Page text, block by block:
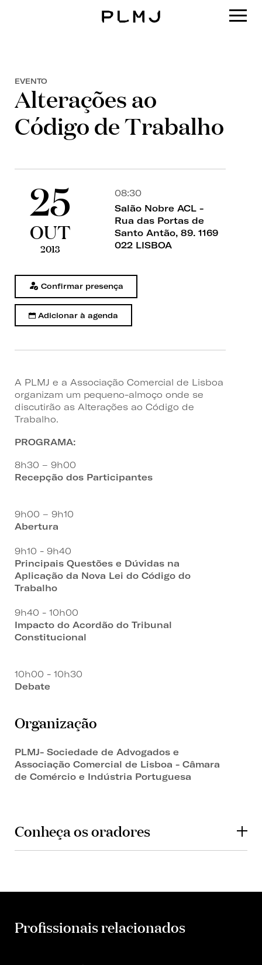
EVENTO
Alterações ao
Código de Trabalho
25
OUT
2013
08:30
Salão Nobre ACL -
Rua das Portas de
Santo Antão, 89. 1169
022 LISBOA
Confirmar presença
Adicionar à agenda
A PLMJ e a Associação Comercial de Lisboa
organizam um pequeno-almoço onde se
discutirão as Alterações ao Código de
Trabalho.
PROGRAMA:
8h30 – 9h00
Recepção dos Participantes
9h00 – 9h10
Abertura
9h10 - 9h40
Principais Questões e Dúvidas na
Aplicação da Nova Lei do Código do
Trabalho
9h40 - 10h00
Impacto do Acordão do Tribunal
Constitucional
10h00 - 10h30
Debate
Organização
PLMJ- Sociedade de Advogados e
Associação Comercial de Lisboa - Câmara
de Comércio e Indústria Portuguesa
Conheça os oradores
Profissionais relacionados